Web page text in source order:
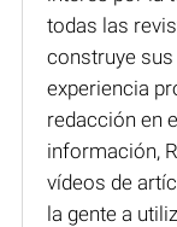
todas las
construye
experiencia
redacción en
información,
vídeos de
la gente a